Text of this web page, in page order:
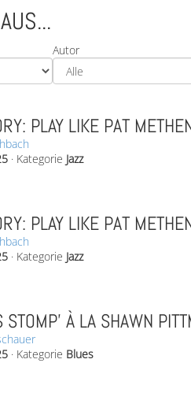
Autor
PLAY LIKE PAT
· Kategorie Jazz
PLAY LIKE PAT
· Kategorie Jazz
STOMP’ À LA SHAWN
· Kategorie Blues